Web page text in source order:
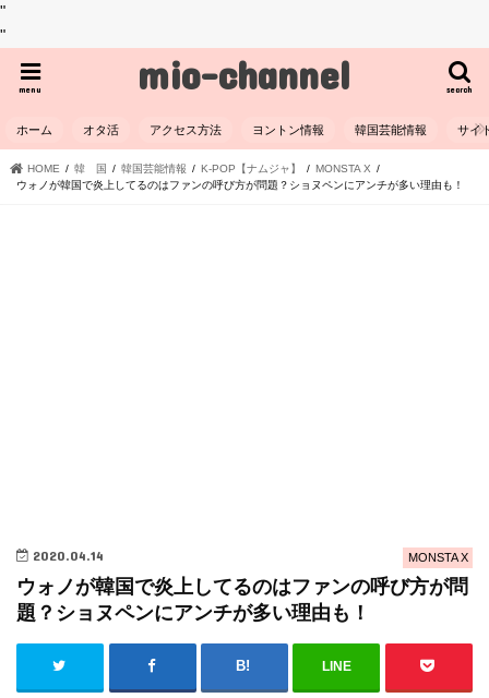
"
"
mio-channel search
menu
ホーム オタ活 アクセス方法 ヨントン情報 韓国芸能情報 サイ
HOME 韓 国 韓国芸能情報 K-POP【ナムジャ】
MONSTA X
ウォノが韓国で炎上してるのはファンの呼び方が問題？ショヌペンにアンチが多い理由も！
MONSTA X
2020.04.14
ウォノが韓国で炎上してるのはファンの呼び方が問
題？ショヌペンにアンチが多い理由も！
LINE